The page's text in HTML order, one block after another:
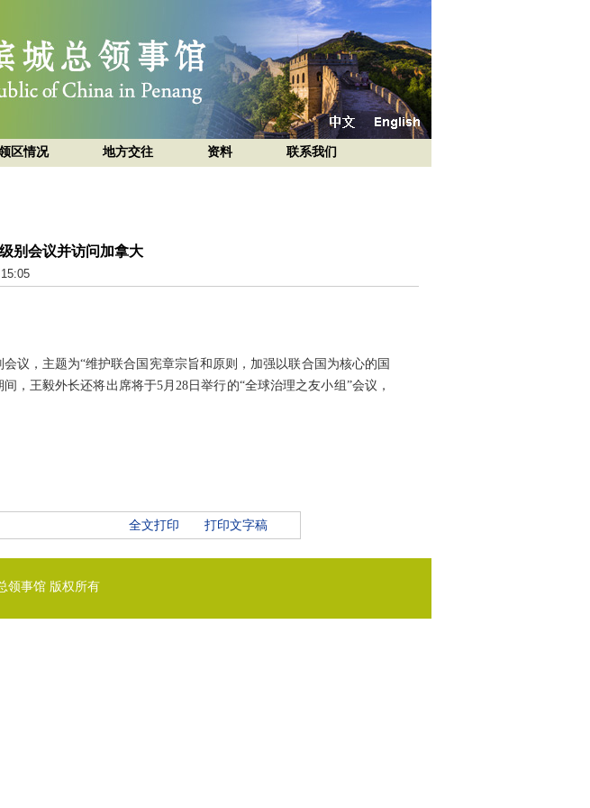
区情况 地方交往 资料 联系我们
别会议并访问加拿大
议，主题为“维护联合国宪章宗旨和原则，加强以联合国为核心的国
，王毅外长还将出席将于5月28日举行的“全球治理之友小组”会议，
全文打印 打印文字稿
领事馆 版权所有